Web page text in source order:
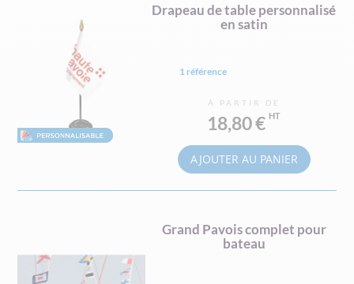
Drapeau de table personnalisé
en satin
1 référence
À PARTIR DE
18,80 €
AJOUTER AU PANIER
Grand Pavois complet pour
bateau